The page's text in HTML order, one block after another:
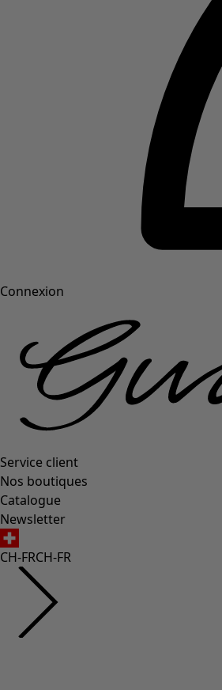
Connexion
Service client
Nos boutiques
Catalogue
Newsletter
CH-FRCH-FR